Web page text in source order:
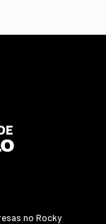
no Rocky